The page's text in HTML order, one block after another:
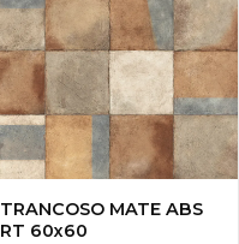
TRANCOSO MATE ABS
RT 60x60